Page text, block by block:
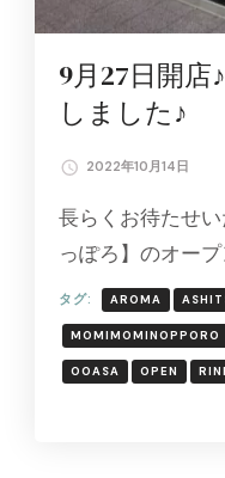
9月27日開店
しました♪
2022年10月14日
長らくお待たせ
っぽろ】のオー
タグ: AROMA
MOMIMOMINOPPORO
OOASA OPEN
続